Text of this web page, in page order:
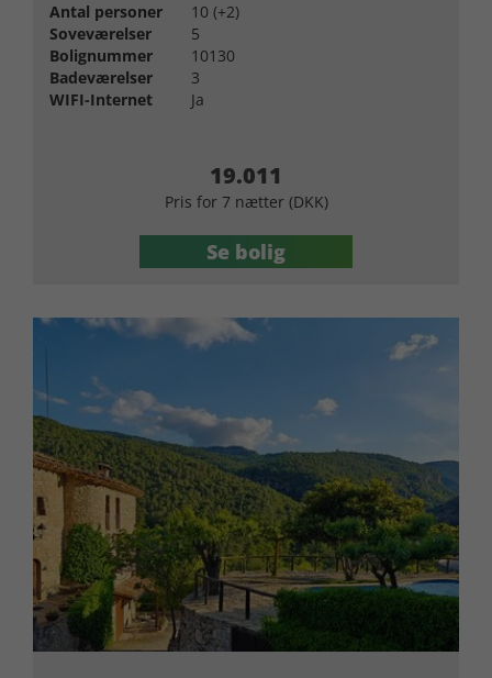
Antal personer
10 (+2)
Soveværelser
5
Bolignummer
10130
Badeværelser
3
WIFI-Internet
Ja
19.011
Pris for 7 nætter (DKK)
Se bolig